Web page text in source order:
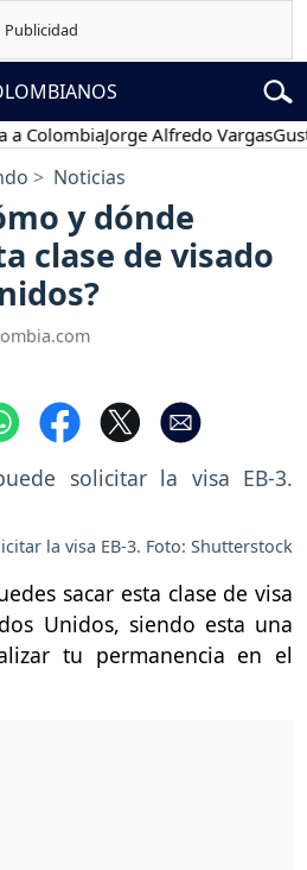
Jorge Alfredo VargasGustavo
Noticias
y dónde
clase de visado
la visa EB-3. Foto: Shutterstock
sacar esta clase de visa
Unidos, siendo esta una
tu permanencia en el